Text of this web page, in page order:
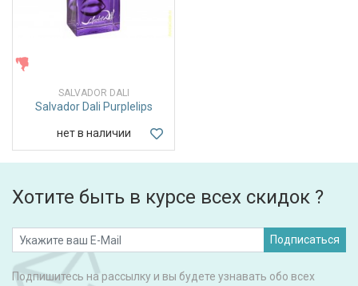
SALVADOR DALI
Salvador Dali Purplelips
нет в наличии
Хотите быть в курсе всех скидок ?
Подписаться
Подпишитесь на рассылку и вы будете узнавать обо всех